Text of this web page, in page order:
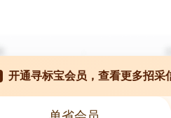
开通寻标宝会员，查看更多招采